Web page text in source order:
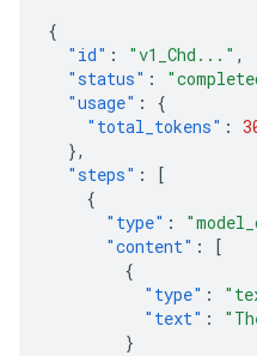
{
"id" : "v1_Chd..." ,
"status" :
"usage" :
{
"total_tokens" :
},
"steps" :
[
{
"type" :
"content" :
[
{
"type" :
"text" :
}